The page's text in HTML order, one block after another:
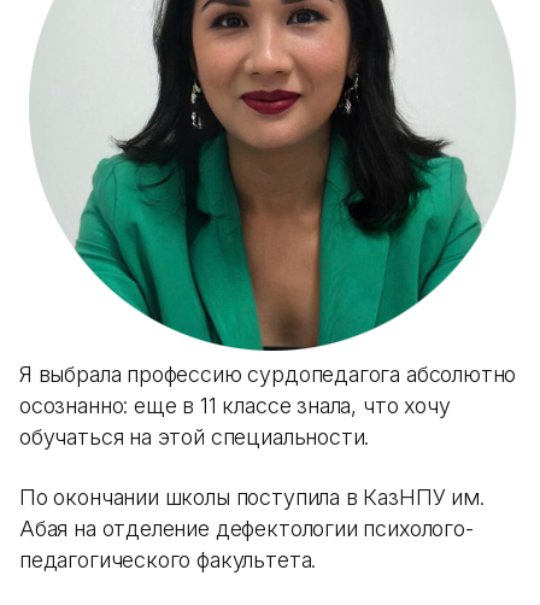
Я выбрала профессию сурдопедагога абсолютно
осознанно: еще в 11 классе знала, что хочу
обучаться на этой специальности.
По окончании школы поступила в КазНПУ им.
Абая на отделение дефектологии психолого-
педагогического факультета.